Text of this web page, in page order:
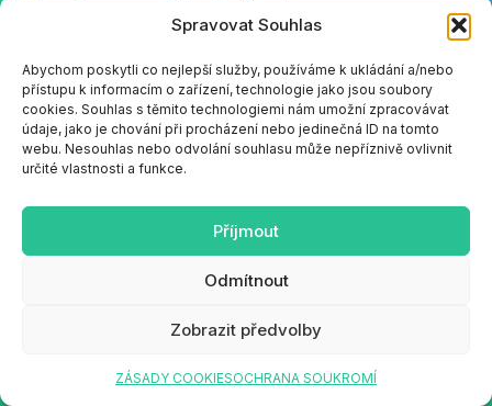
Spravovat Souhlas
Abychom poskytli co nejlepší služby, používáme k ukládání a/nebo
přístupu k informacím o zařízení, technologie jako jsou soubory
cookies. Souhlas s těmito technologiemi nám umožní zpracovávat
údaje, jako je chování při procházení nebo jedinečná ID na tomto
webu. Nesouhlas nebo odvolání souhlasu může nepříznivě ovlivnit
určité vlastnosti a funkce.
Příjmout
Odmítnout
Zobrazit předvolby
ZÁSADY COOKIESOCHRANA SOUKROMÍ
červenci a sprnu dostupná vždy do 14:00.
Provozovna: Záboří 84, 277 41 Kly
eshop@apnoe-spanek.cz
IČO: 23362812
DIČ: CZ23362812
Telefonická podpora e-shopu je v měsíci červenci a sprnu
dostupná vždy do 14:00.
Web navrhl a vytvořilTomáš Valach